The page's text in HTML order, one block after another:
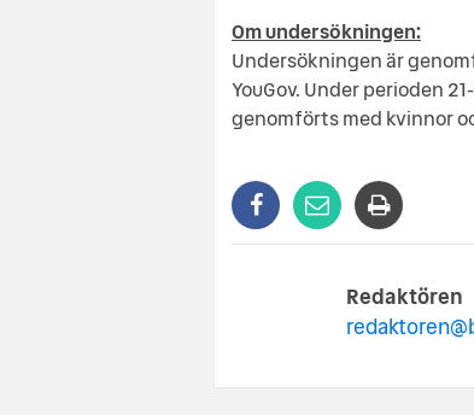
Om undersökningen:
Undersökningen är
YouGov. Under perioden
genomförts med kvinnor
Redaktören